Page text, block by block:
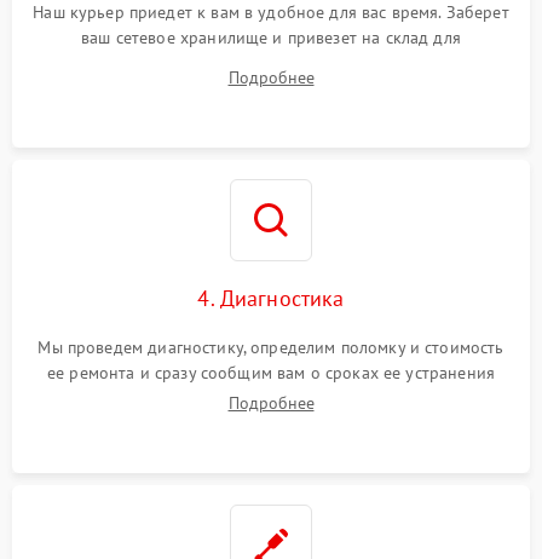
Наш курьер приедет к вам в удобное для вас время. Заберет
ваш сетевое хранилище и привезет на склад для
Подробнее
4. Диагностика
Мы проведем диагностику, определим поломку и стоимость
ее ремонта и сразу сообщим вам о сроках ее устранения
Подробнее